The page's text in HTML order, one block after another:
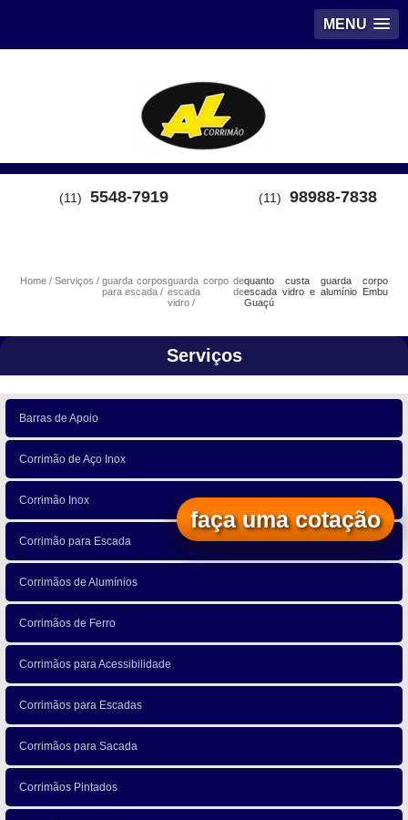
MENU
(11) 5548-7919 (11) 98988-7838
Home Serviços
guarda corpos
para escada
guarda corpo de
escada de
vidro
quanto custa guarda corpo
escada vidro e alumínio Embu
Guaçú
Serviços
Barras de Apoio
Corrimão de Aço Inox
Corrimão Inox
Corrimão para Escada
Corrimãos de Alumínios
Corrimãos de Ferro
Corrimãos para Acessibilidade
Corrimãos para Escadas
Corrimãos para Sacada
Corrimãos Pintados
faça uma cotação